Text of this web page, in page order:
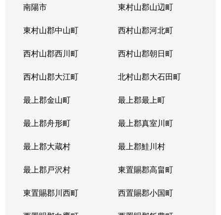
南陽市 東村山郡山辺町
東村山郡中山町 西村山郡河北町
西村山郡西川町 西村山郡朝日町
西村山郡大江町 北村山郡大石田町
最上郡金山町 最上郡最上町
最上郡舟形町 最上郡真室川町
最上郡大蔵村 最上郡鮭川村
最上郡戸沢村 東置賜郡高畠町
東置賜郡川西町 西置賜郡小国町